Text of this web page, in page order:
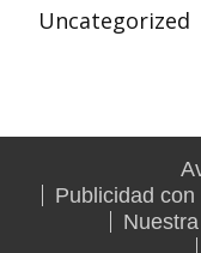
Uncategorized
Publicidad